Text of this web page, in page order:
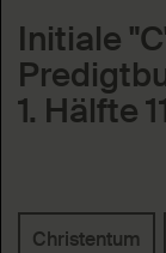
Initiale
1. Hälfte
Schlagworte
Christentum